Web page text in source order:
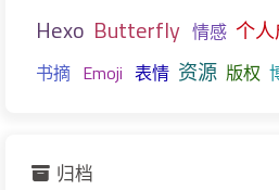
Hexo Butterfly 情感 个
书摘 Emoji 表情 资源 版权
归档